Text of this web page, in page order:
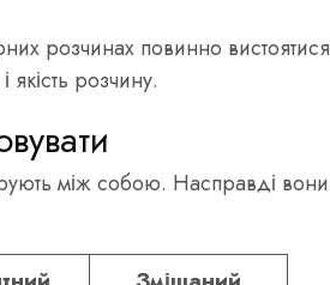
розчинах повинно вистоятися
розчину.
між собою. Насправді вони